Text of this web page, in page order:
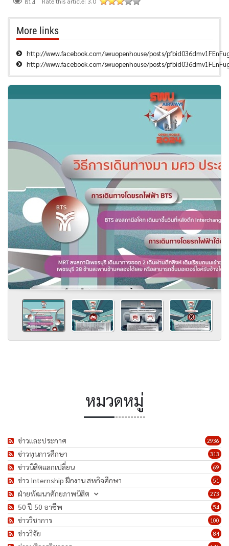
More links
http://www.facebook.com/swuopenhouse/posts/
http://www.facebook.com/swuopenhouse/posts/
หมวดหมู่
2936
ข่าวและประกาศ
313
ข่าวทุนการศึกษา
69
ข่าวนิสิตแลกเปลี่ยน
51
ข่าว Internship ฝึกงาน สหกิจศึกษา
273
ฝ่ายพัฒนาศักยภาพนิสิต
54
50 ปี 50 อาชีพ
100
ข่าววิชาการ
84
ข่าววิจัย